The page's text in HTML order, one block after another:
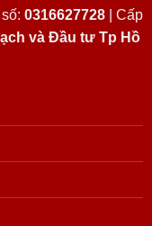
0316627728| Cấp
và Đầu tư Tp Hồ